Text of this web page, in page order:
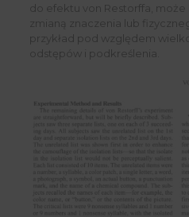
do efektu von Restorffa, może
zmianą znaczenia lub
przykład pod względem
odstępów i podkreślenia.